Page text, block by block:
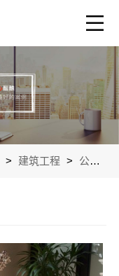
> 建筑工程 > 公司产品